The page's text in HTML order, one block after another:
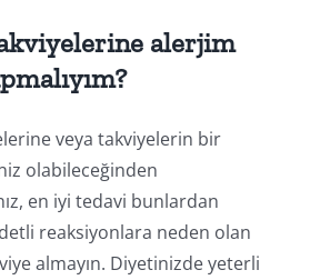
alerjim
veya takviyelerin bir
olabileceğinden
en iyi tedavi bunlardan
reaksiyonlara neden olan
almayın. Diyetinizde yeterli